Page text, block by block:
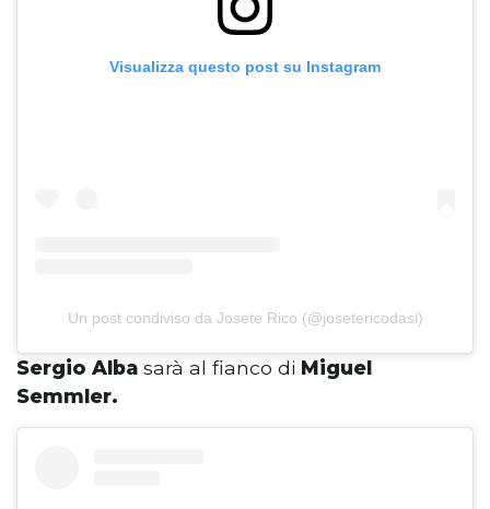
Visualizza questo post su Instagram
Un post condiviso da Josete Rico (@josetericodasi)
Sergio Alba sarà al fianco di Miguel
Semmler.